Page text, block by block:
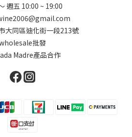
週五 10:00 ~ 19:00
大同區迪化街一段213號
批發
Madre產品合作